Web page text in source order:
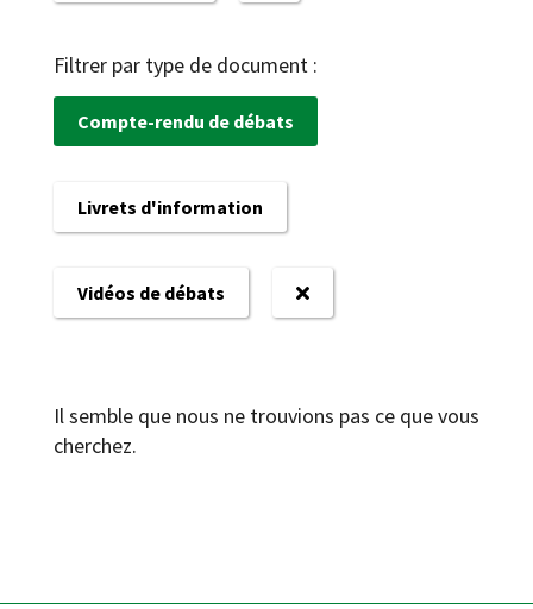
Filtrer par type de document :
Compte-rendu de débats
Livrets d'information
Vidéos de débats
Il semble que nous ne trouvions pas ce que vous
cherchez.